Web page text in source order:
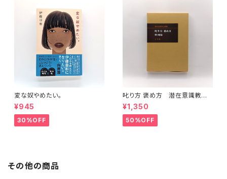
変な奴やめたい。
¥945
30%OFF
叱り方 褒め方 潜在意識教育
法叢書
¥1,350
50%OFF
その他の商品